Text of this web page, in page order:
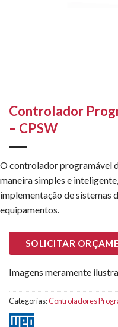
Controlador
– CPSW
O controlador programável
maneira simples e
implementação de sistemas
equipamentos.
SOLICITAR
Imagens meramente
Categorias:Controladores